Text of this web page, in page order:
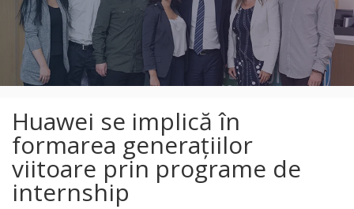
Huawei se implică în
formarea generațiilor
viitoare prin programe de
internship